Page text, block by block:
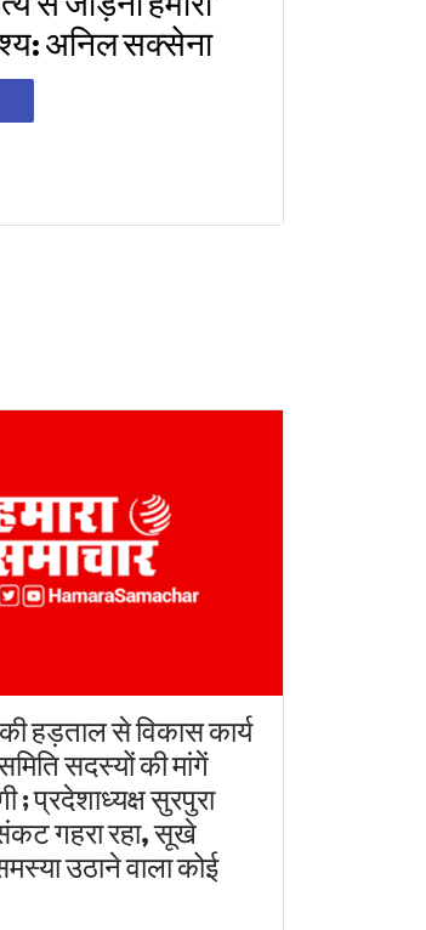
अनिल सक्सेना
हड़ताल से विकास कार्य
सदस्यों की मांगें
; प्रदेशाध्यक्ष सुरपुरा
गहरा रहा, सूखे
उठाने वाला कोई